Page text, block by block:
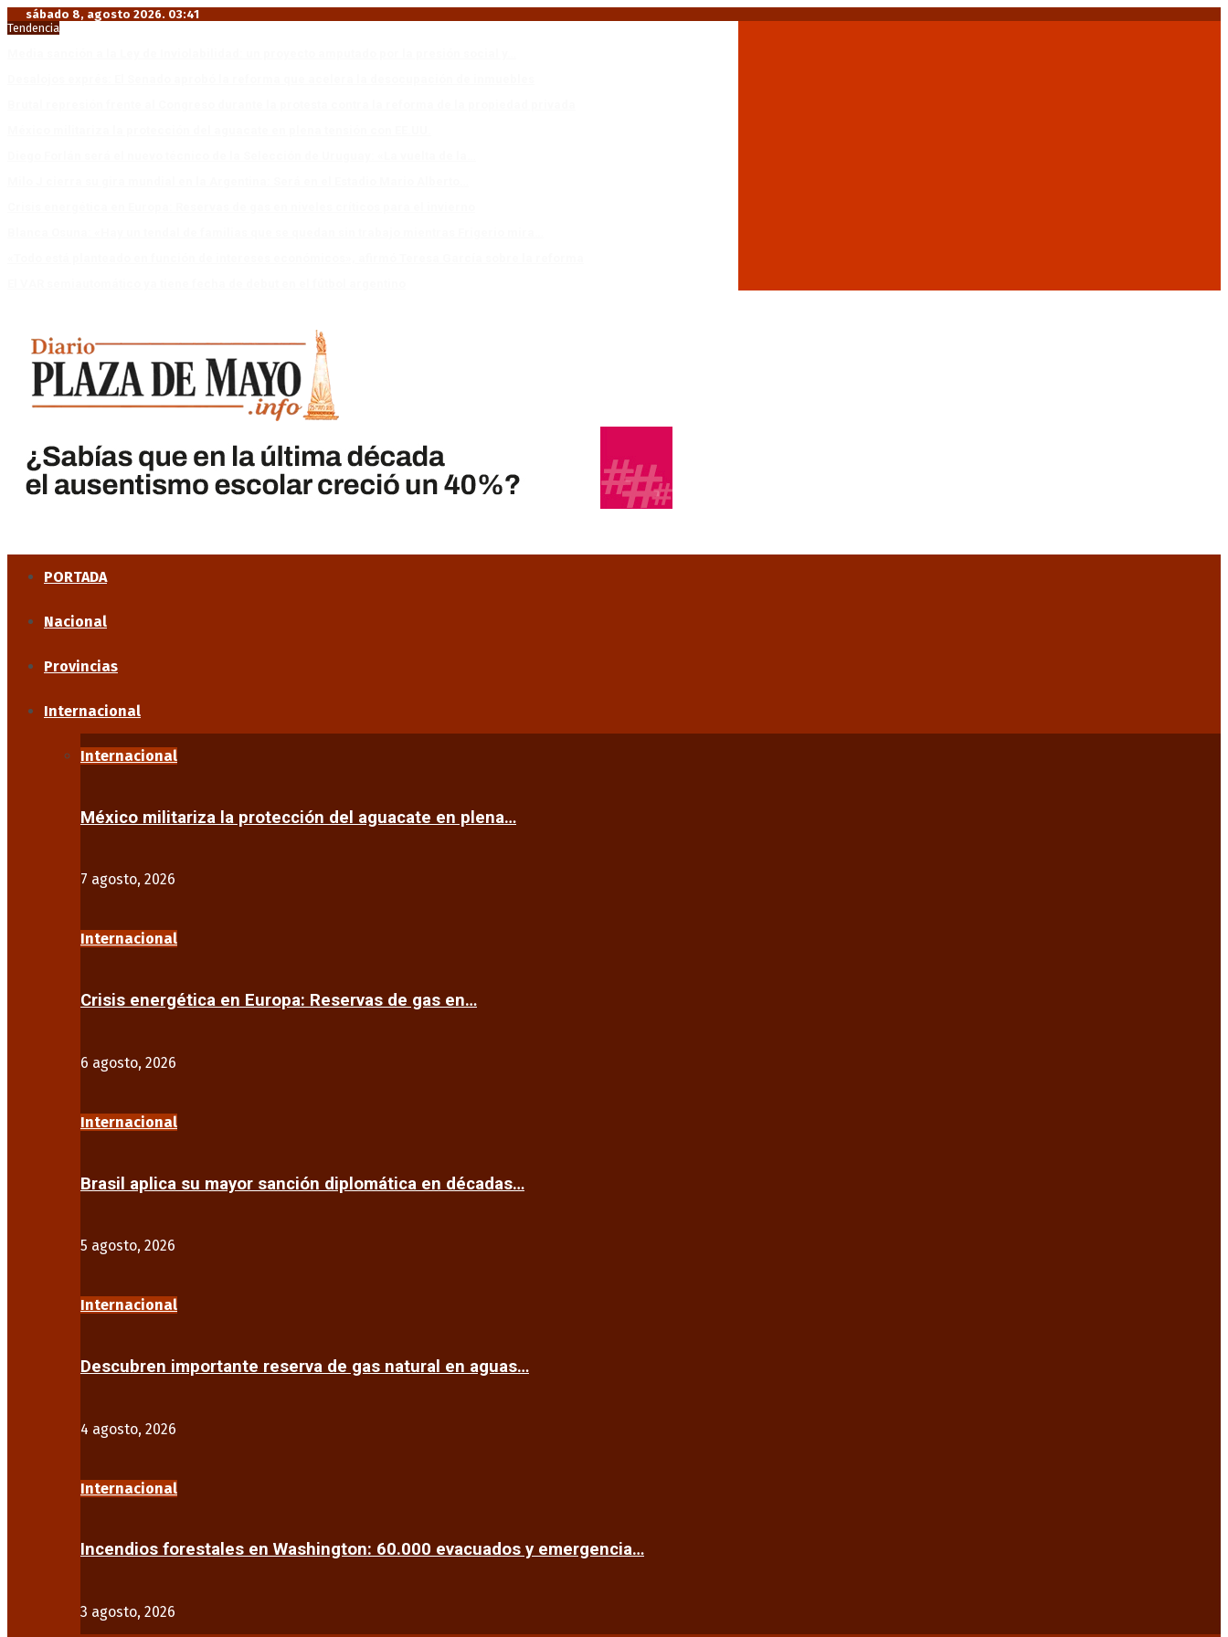
sábado 8, agosto 2026. 03:41
Tendencia
PORTADA
Nacional
Provincias
Internacional
Internacional
México militariza la protección del aguacate en plena…
7 agosto, 2026
Internacional
Crisis energética en Europa: Reservas de gas en…
6 agosto, 2026
Internacional
Brasil aplica su mayor sanción diplomática en décadas…
5 agosto, 2026
Internacional
Descubren importante reserva de gas natural en aguas…
4 agosto, 2026
Internacional
Incendios forestales en Washington: 60.000 evacuados y emergencia…
3 agosto, 2026